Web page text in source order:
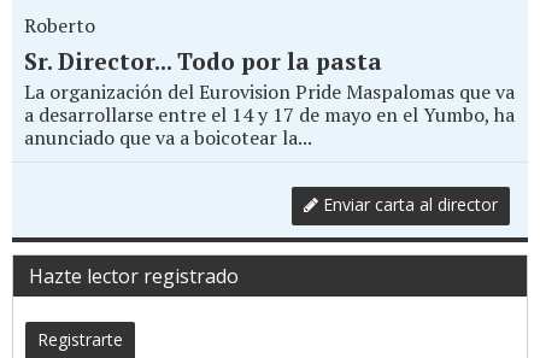
Roberto
Sr. Director... Todo por la pasta
La organización del Eurovision Pride Maspalomas que va
a desarrollarse entre el 14 y 17 de mayo en el Yumbo, ha
anunciado que va a boicotear la...
Enviar carta al director
Hazte lector registrado
Registrarte